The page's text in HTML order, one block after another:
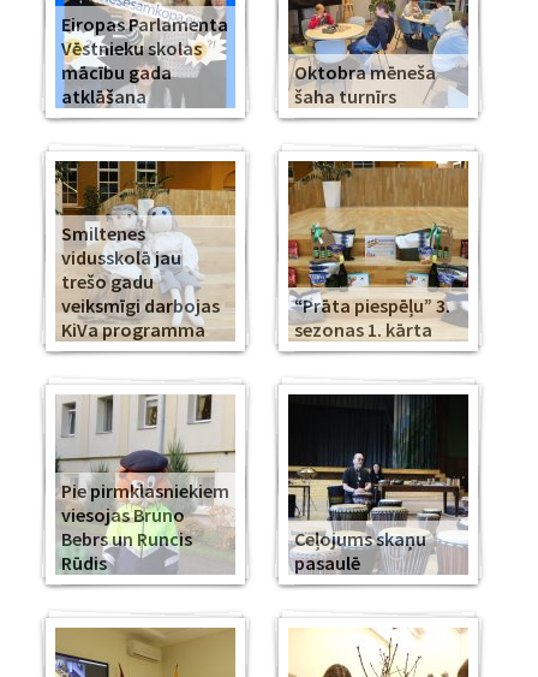
Eiropas Parlamenta
Vēstnieku skolas
mācību gada
atklāšana
Oktobra mēneša
šaha turnīrs
Smiltenes
vidusskolā jau
trešo gadu
veiksmīgi darbojas
KiVa programma
“Prāta piespēļu” 3.
sezonas 1. kārta
Pie pirmklasniekiem
viesojas Bruno
Bebrs un Runcis
Rūdis
Ceļojums skaņu
pasaulē